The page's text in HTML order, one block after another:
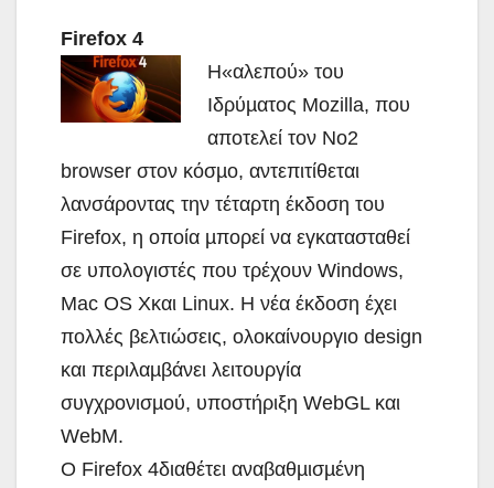
Firefox 4
Η«αλεπού» του
Ιδρύµατος Mozilla, που
αποτελεί τον Νο2
browser στον κόσµο, αντεπιτίθεται
λανσάροντας την τέταρτη έκδοση του
Firefox, η οποία µπορεί να εγκατασταθεί
σε υπολογιστές που τρέχουν Windows,
Mac OS Xκαι Linux. Η νέα έκδοση έχει
πολλές βελτιώσεις, ολοκαίνουργιο design
και περιλαµβάνει λειτουργία
συγχρονισµού, υποστήριξη WebGL και
WebM.
Ο Firefox 4διαθέτει αναβαθµισµένη